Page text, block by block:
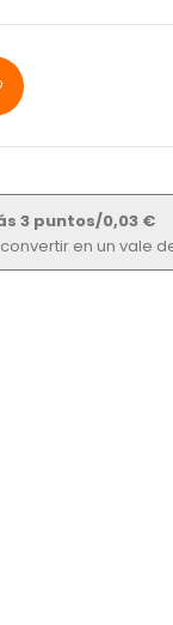
3 puntos/0,03 €
en un vale